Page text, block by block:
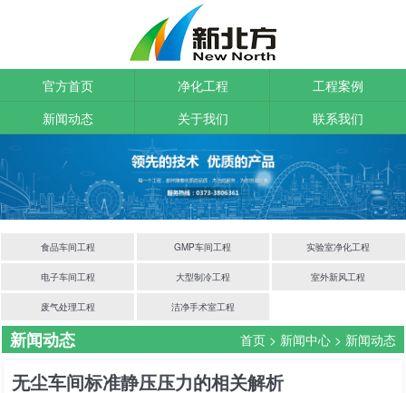
官方首页 净化工程
工程案例
新闻动态
关于我们 联系我们
食品车间工程 GMP车间工程 实验室净化工程
电子车间工程 大型制冷工程 室外新风工程
废气处理工程 洁净手术室工程
新闻动态 首页> 新闻中心> 新闻动态
无尘车间标准静压压力的相关解析